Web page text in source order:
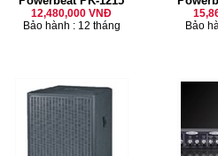
12,480,000 VNĐ
Bảo hành : 12 tháng
Bảo